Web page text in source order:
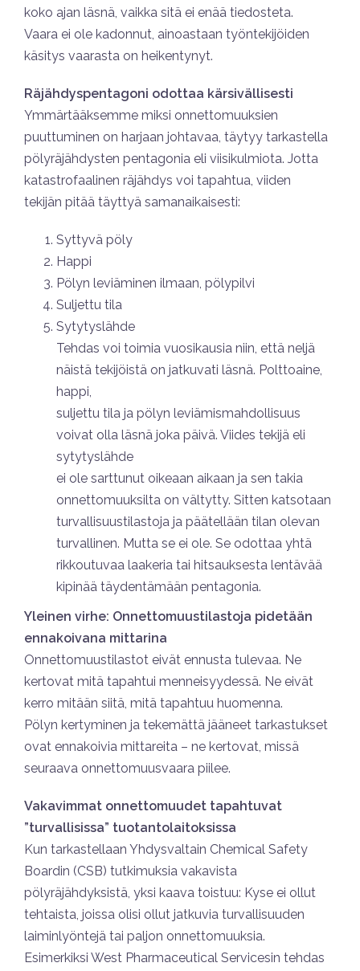
koko ajan läsnä, vaikka sitä ei enää tiedosteta.
Vaara ei ole kadonnut, ainoastaan työntekijöiden
käsitys vaarasta on heikentynyt.
Räjähdyspentagoni odottaa kärsivällisesti
Ymmärtääksemme miksi onnettomuuksien
puuttuminen on harjaan johtavaa, täytyy tarkastella
pölyräjähdysten pentagonia eli viisikulmiota. Jotta
katastrofaalinen räjähdys voi tapahtua, viiden
tekijän pitää täyttyä samanaikaisesti:
Syttyvä pöly
Happi
Pölyn leviäminen ilmaan, pölypilvi
Suljettu tila
Sytytyslähde
Tehdas voi toimia vuosikausia niin, että neljä
näistä tekijöistä on jatkuvati läsnä. Polttoaine,
happi,
suljettu tila ja pölyn leviämismahdollisuus
voivat olla läsnä joka päivä. Viides tekijä eli
sytytyslähde
ei ole sarttunut oikeaan aikaan ja sen takia
onnettomuuksilta on vältytty. Sitten katsotaan
turvallisuustilastoja ja päätellään tilan olevan
turvallinen. Mutta se ei ole. Se odottaa yhtä
rikkoutuvaa laakeria tai hitsauksesta lentävää
kipinää täydentämään pentagonia.
Yleinen virhe: Onnettomuustilastoja pidetään
ennakoivana mittarina
Onnettomuustilastot eivät ennusta tulevaa. Ne
kertovat mitä tapahtui menneisyydessä. Ne eivät
kerro mitään siitä, mitä tapahtuu huomenna.
Pölyn kertyminen ja tekemättä jääneet tarkastukset
ovat ennakoivia mittareita – ne kertovat, missä
seuraava onnettomuusvaara piilee.
Vakavimmat onnettomuudet tapahtuvat
”turvallisissa” tuotantolaitoksissa
Kun tarkastellaan Yhdysvaltain Chemical Safety
Boardin (CSB) tutkimuksia vakavista
pölyräjähdyksistä, yksi kaava toistuu: Kyse ei ollut
tehtaista, joissa olisi ollut jatkuvia turvallisuuden
laiminlyöntejä tai paljon onnettomuuksia.
Esimerkiksi West Pharmaceutical Servicesin tehdas